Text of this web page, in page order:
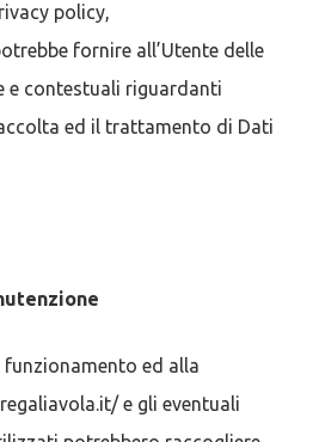
policy,
fornire all’Utente delle
e contestuali riguardanti
ed il trattamento di Dati
funzionamento ed alla
e gli eventuali